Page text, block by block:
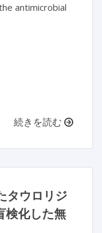
antimicrobial
続きを読む
タウロリジ
検化した無